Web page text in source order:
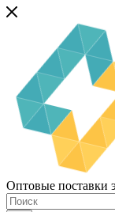
Оптовые поставки